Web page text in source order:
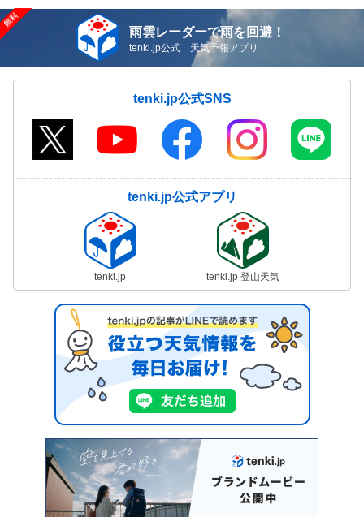
雨雲レーダーで雨を回避！
tenki.jp公式 天気予報アプリ
tenki.jp公式SNS
tenki.jp公式アプリ
tenki.jp tenki.jp 登山天気